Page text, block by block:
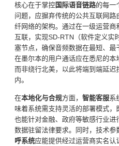
核心在于掌控国际语音链路的每一
问题，应摒弃传统的公共互联网
纤网络的架构。通过在一级运营
互联，实现SD-RTN（软件定义实
塞节点，确保音频数据在最短、最
在墨尔本的用户通话应在悉尼的本
而非绕行北美，以此将端到端延迟
内。
在本地化与合规方面， 智能客服系
味着系统需支持灵活的部署模式，
也能针对金融、政府等敏感行业进
数据驻留法律要求。同时，技术参
呼系统应能提供经过运营商实名